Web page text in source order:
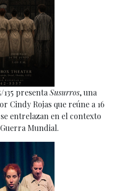
135 presentaSusurros, una
Cindy Rojas que reúne a 16
entrelazan en el contexto
Mundial.